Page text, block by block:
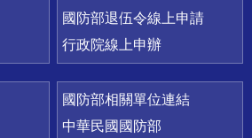
國防部退伍令線上申請
行政院線上申辦
國防部相關單位連結
中華民國國防部